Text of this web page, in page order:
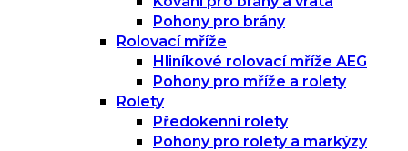
Pohony pro brány
Rolovací mříže
Hliníkové rolovací mříže AEG
Pohony pro mříže a rolety
Rolety
Předokenní rolety
Pohony pro rolety a markýzy